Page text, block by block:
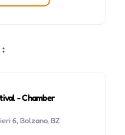
- Chamber
6, Bolzano, BZ